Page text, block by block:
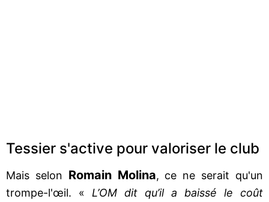
Tessier s'active pour valoriser le club
Mais selon Romain Molina, ce ne serait qu'un
trompe-l'œil. « L’OM dit qu’il a baissé le coût